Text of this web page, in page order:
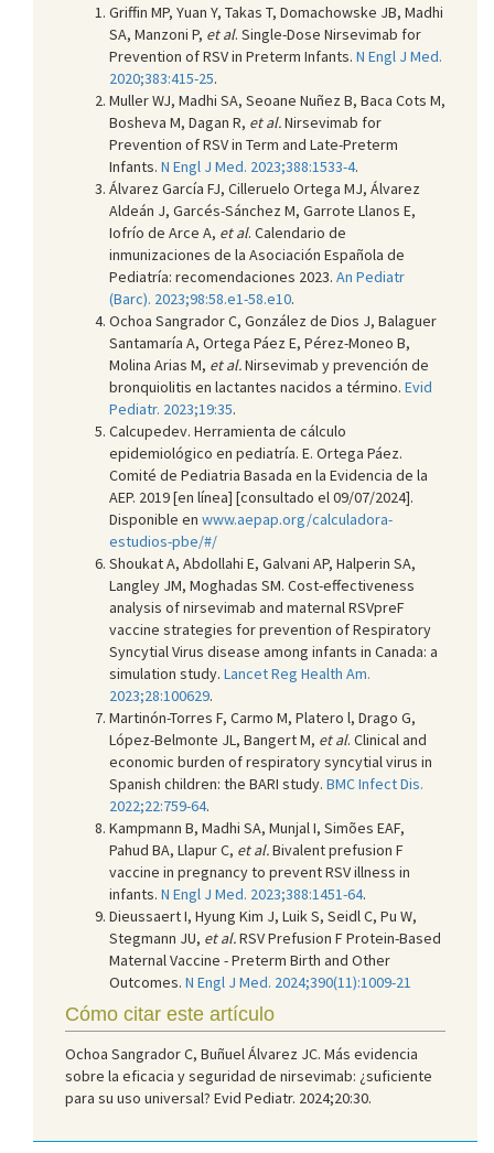
Griffin MP, Yuan Y, Takas T, Domachowske JB, Madhi
SA, Manzoni P, et al. Single-Dose Nirsevimab for
Prevention of RSV in Preterm Infants. N Engl J Med.
2020;383:415-25.
Muller WJ, Madhi SA, Seoane Nuñez B, Baca Cots M,
Bosheva M, Dagan R, et al.Nirsevimab for
Prevention of RSV in Term and Late-Preterm
Infants. N Engl J Med. 2023;388:1533-4.
Álvarez García FJ, Cilleruelo Ortega MJ, Álvarez
Aldeán J, Garcés-Sánchez M, Garrote Llanos E,
Iofrío de Arce A, et al. Calendario de
inmunizaciones de la Asociación Española de
Pediatría: recomendaciones 2023. An Pediatr
(Barc). 2023;98:58.e1-58.e10.
Ochoa Sangrador C, González de Dios J, Balaguer
Santamaría A, Ortega Páez E, Pérez-Moneo B,
Molina Arias M, et al.Nirsevimab y prevención de
bronquiolitis en lactantes nacidos a término. Evid
Pediatr. 2023;19:35.
Calcupedev. Herramienta de cálculo
epidemiológico en pediatría. E. Ortega Páez.
Comité de Pediatria Basada en la Evidencia de la
AEP. 2019 [en línea] [consultado el 09/07/2024].
Disponible en www.aepap.org/calculadora-
estudios-pbe/#/
Shoukat A, Abdollahi E, Galvani AP, Halperin SA,
Langley JM, Moghadas SM. Cost-effectiveness
analysis of nirsevimab and maternal RSVpreF
vaccine strategies for prevention of Respiratory
Syncytial Virus disease among infants in Canada: a
simulation study. Lancet Reg Health Am.
2023;28:100629.
Martinón-Torres F, Carmo M, Platero l, Drago G,
López-Belmonte JL, Bangert M, et al. Clinical and
economic burden of respiratory syncytial virus in
Spanish children: the BARI study. BMC Infect Dis.
2022;22:759-64.
Kampmann B, Madhi SA, Munjal I, Simões EAF,
Pahud BA, Llapur C, et al.Bivalent prefusion F
vaccine in pregnancy to prevent RSV illness in
infants. N Engl J Med. 2023;388:1451-64.
Dieussaert I, Hyung Kim J, Luik S, Seidl C, Pu W,
Stegmann JU, et al.RSV Prefusion F Protein-Based
Maternal Vaccine - Preterm Birth and Other
Outcomes. N Engl J Med. 2024;390(11):1009-21
Cómo citar este artículo
Ochoa Sangrador C, Buñuel Álvarez JC. Más evidencia
sobre la eficacia y seguridad de nirsevimab: ¿suficiente
para su uso universal? Evid Pediatr. 2024;20:30.